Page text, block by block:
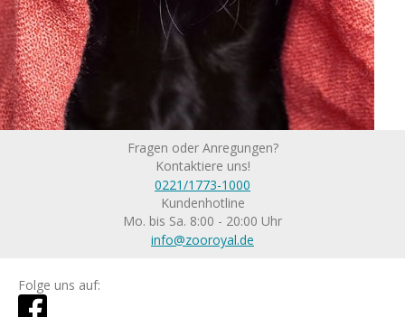
Fragen oder Anregungen?
Kontaktiere uns!
0221/1773-1000
Kundenhotline
Mo. bis Sa. 8:00 - 20:00 Uhr
info@zooroyal.de
Folge uns auf: